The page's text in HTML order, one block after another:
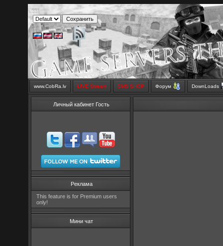
www.CobRa.lv LIVE Stream SMS SHOP Форум DownLoads
Личный кабинет Гость
Реклама
This feature is for Premium users
only!
Мини чат